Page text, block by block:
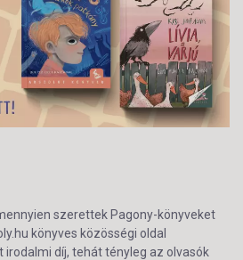
szerettek Pagony-könyveket
könyves közösségi oldal
díj, tehát tényleg az olvasók